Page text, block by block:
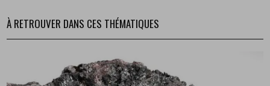
À RETROUVER DANS CES THÉMATIQUES